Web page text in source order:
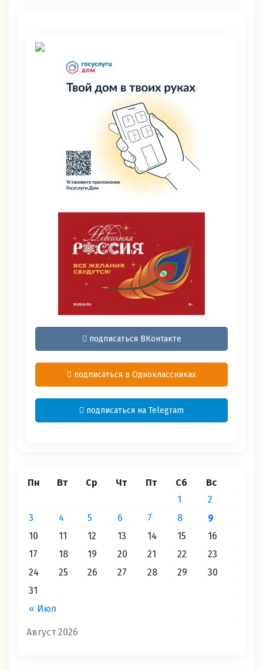
подписаться ВКонтакте
подписаться в Одноклассниках
подписаться на Telegram
Август 2026
Пн Вт Ср Чт Пт Сб Вс
« Июл
1
2
3
4 5 6 7 8
9
10
11 12 13 14 15
16
17
18 19 20 21 22
23
24
25 26 27 28 29
30
31